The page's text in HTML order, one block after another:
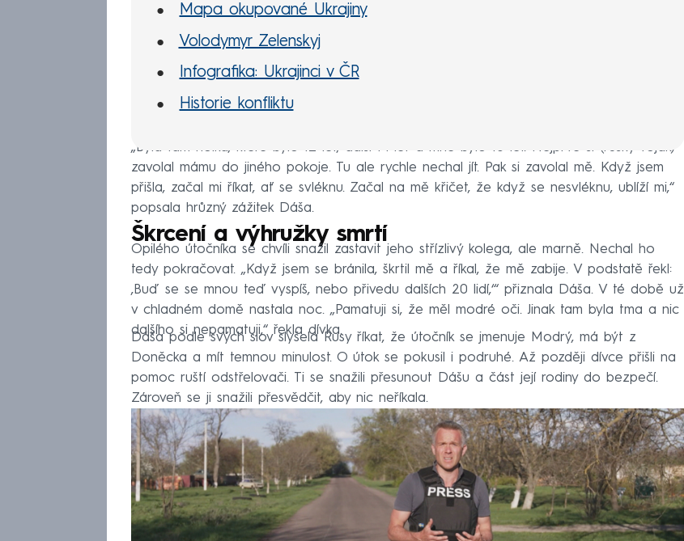
Mapa okupované Ukrajiny
Volodymyr Zelenskyj
Infografika: Ukrajinci v ČR
Historie konfliktu
„Byla tam holka, které bylo 12 let, další 14 let a mně bylo 16 let. Nejprve si (ruský voják)
zavolal mámu do jiného pokoje. Tu ale rychle nechal jít. Pak si zavolal mě. Když jsem
přišla, začal mi říkat, ať se svléknu. Začal na mě křičet, že když se nesvléknu, ublíží mi,“
popsala hrůzný zážitek Dáša.
Škrcení a výhružky smrtí
Opilého útočníka se chvíli snažil zastavit jeho střízlivý kolega, ale marně. Nechal ho
tedy pokračovat. „Když jsem se bránila, škrtil mě a říkal, že mě zabije. V podstatě řekl:
‚Buď se se mnou teď vyspíš, nebo přivedu dalších 20 lidí,‘“ přiznala Dáša. V té době už
v chladném domě nastala noc. „Pamatuji si, že měl modré oči. Jinak tam byla tma a nic
dalšího si nepamatuji,“ řekla dívka.
Dáša podle svých slov slyšela Rusy říkat, že útočník se jmenuje Modrý, má být z
Doněcka a mít temnou minulost. O útok se pokusil i podruhé. Až později dívce přišli na
pomoc ruští odstřelovači. Ti se snažili přesunout Dášu a část její rodiny do bezpečí.
Zároveň se ji snažili přesvědčit, aby nic neříkala.